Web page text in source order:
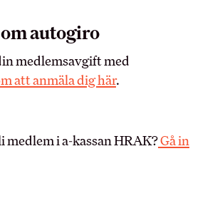
utvecklingsfond (BFUF)
Utbildningsrådet för Hotell
och Restauranger
autogiro
medlemsavgift med
att anmäla dig här.
medlem i a-kassan HRAK?Gå in